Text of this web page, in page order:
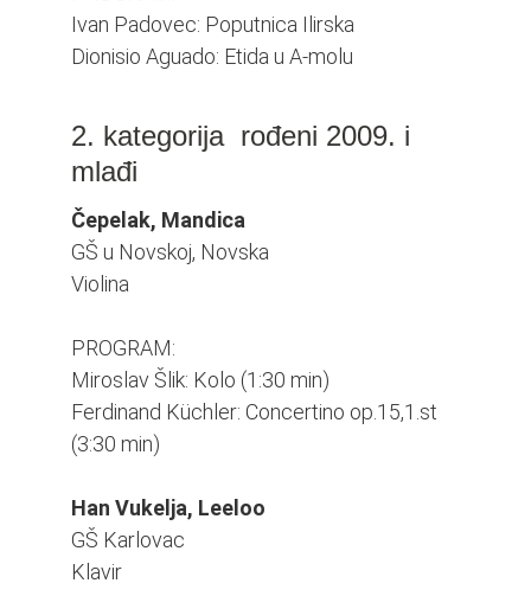
Ivan Padovec: Poputnica Ilirska
Dionisio Aguado: Etida u A-molu
2. kategorija rođeni 2009. i
mlađi
Čepelak, Mandica
GŠ u Novskoj, Novska
Violina
PROGRAM:
Miroslav Šlik: Kolo (1:30 min)
Ferdinand Küchler: Concertino op.15,1.st
(3:30 min)
Han Vukelja, Leeloo
GŠ Karlovac
Klavir